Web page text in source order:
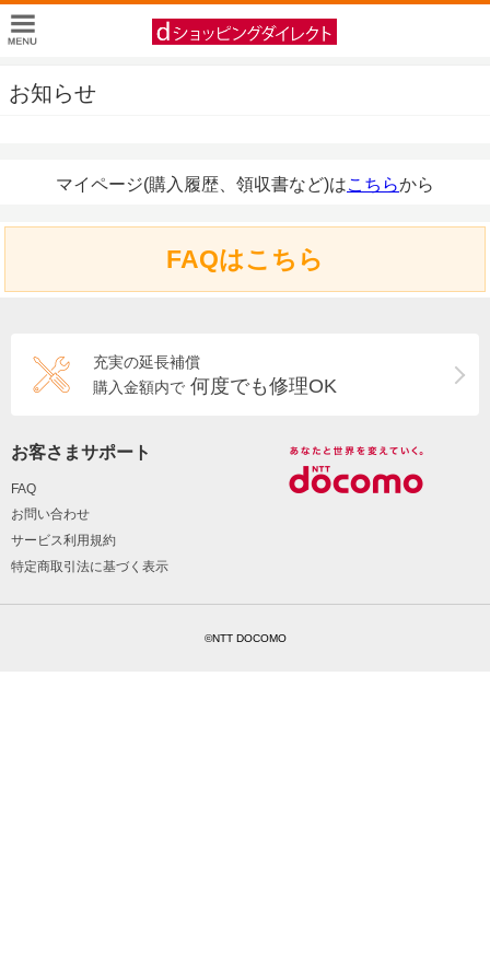
お知らせ
マイページ(購入履歴、領収書など)はこちらから
FAQはこちら
充実の延長補償
購入金額内で 何度でも修理OK
お客さまサポート
FAQ
お問い合わせ
サービス利用規約
特定商取引法に基づく表示
©NTT DOCOMO